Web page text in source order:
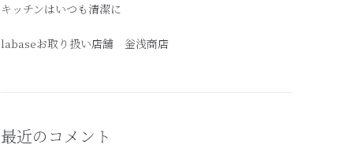
キッチンはいつも清潔に
labaseお取り扱い店舗 釡浅商店
最近のコメント